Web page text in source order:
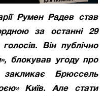
Румен Радев став
за останні 29
Він публічно
блокував угоду про
Брюссель
Київ. Але стати